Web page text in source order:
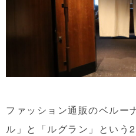
ファッション通販のベルー
ル」と「ルグラン」という